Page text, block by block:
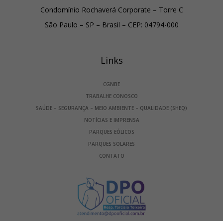
Condomínio Rochaverá Corporate – Torre C
São Paulo – SP – Brasil – CEP: 04794-000
Links
CGNBE
TRABALHE CONOSCO
SAÚDE – SEGURANÇA – MEIO AMBIENTE – QUALIDADE (SHEQ)
NOTÍCIAS E IMPRENSA
PARQUES EÓLICOS
PARQUES SOLARES
CONTATO